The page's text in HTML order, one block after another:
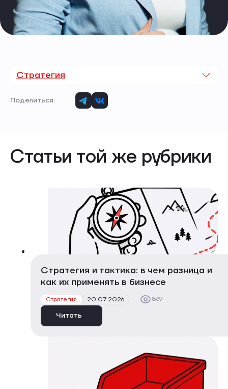
Стратегия
Поделиться:
Статьи той же рубрики
Стратегия и тактика: в чем разница и
как их применять в бизнесе
Стратегия 20.07.2026 869
Читать